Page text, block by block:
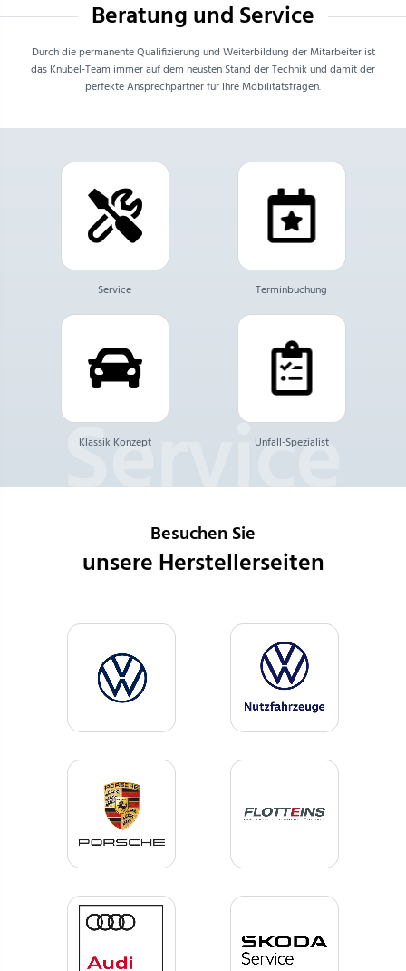
Beratung und Service
Durch die permanente Qualifizierung und Weiterbildung der Mitarbeiter ist
das Knubel-Team immer auf dem neusten Stand der Technik und damit der
perfekte Ansprechpartner für Ihre Mobilitätsfragen.
Service Terminbuchung
Klassik Konzept Unfall-Spezialist
Besuchen Sie
unsere Herstellerseiten